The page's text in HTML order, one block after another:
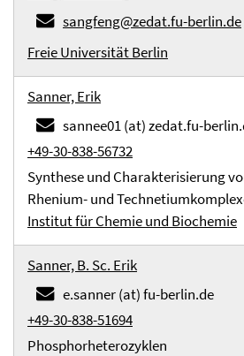
sangfeng@zedat.fu-berlin.de
Freie Universität Berlin
Sanner, Erik
sannee01 (at) zedat.fu-
+49-30-838-56732
Synthese und Charakterisierung
Rhenium- und
Institut für Chemie und Biochemie
Sanner, B. Sc. Erik
e.sanner (at) fu-berlin.de
+49-30-838-51694
Phosphorheterozyklen